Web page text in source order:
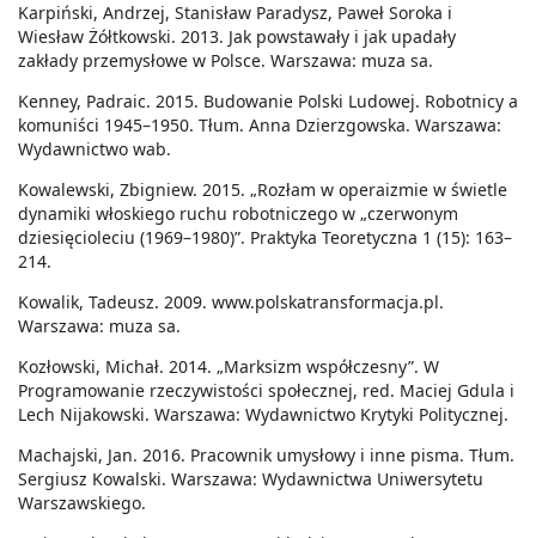
Karpiński, Andrzej, Stanisław Paradysz, Paweł Soroka i
Wiesław Żółtkowski. 2013. Jak powstawały i jak upadały
zakłady przemysłowe w Polsce. Warszawa: muza sa.
Kenney, Padraic. 2015. Budowanie Polski Ludowej. Robotnicy a
komuniści 1945–1950. Tłum. Anna Dzierzgowska. Warszawa:
Wydawnictwo wab.
Kowalewski, Zbigniew. 2015. „Rozłam w operaizmie w świetle
dynamiki włoskiego ruchu robotniczego w „czerwonym
dziesięcioleciu (1969–1980)”. Praktyka Teoretyczna 1 (15): 163–
214.
Kowalik, Tadeusz. 2009. www.polskatransformacja.pl.
Warszawa: muza sa.
Kozłowski, Michał. 2014. „Marksizm współczesny”. W
Programowanie rzeczywistości społecznej, red. Maciej Gdula i
Lech Nijakowski. Warszawa: Wydawnictwo Krytyki Politycznej.
Machajski, Jan. 2016. Pracownik umysłowy i inne pisma. Tłum.
Sergiusz Kowalski. Warszawa: Wydawnictwa Uniwersytetu
Warszawskiego.